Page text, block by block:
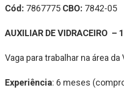
Cód: 7867775 CBO: 7842-05
AUXILIAR DE VIDRACEIRO –
Vaga para trabalhar na área da
Experiência: 6 meses